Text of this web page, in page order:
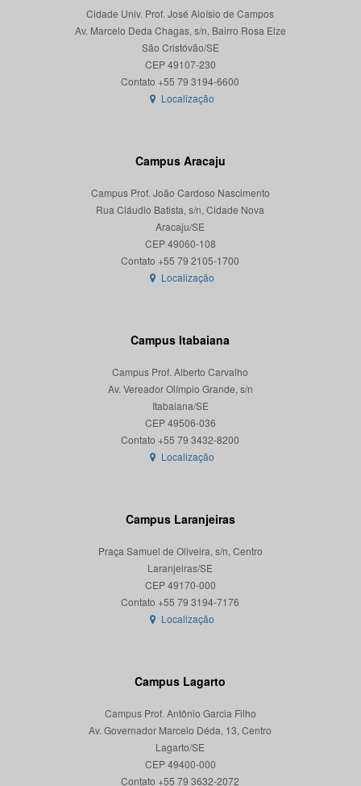
Cidade Univ. Prof. José Aloísio de Campos
Av. Marcelo Deda Chagas, s/n, Bairro Rosa Elze
São Cristóvão/SE
CEP 49107-230
Localização
Campus Aracaju
Campus Prof. João Cardoso Nascimento
Rua Cláudio Batista, s/n, Cidade Nova
Aracaju/SE
CEP 49060-108
Localização
Campus Itabaiana
Campus Prof. Alberto Carvalho
Av. Vereador Olímpio Grande, s/n
Itabaiana/SE
CEP 49506-036
Localização
Campus Laranjeiras
Praça Samuel de Oliveira, s/n, Centro
Laranjeiras/SE
CEP 49170-000
Localização
Campus Lagarto
Campus Prof. Antônio Garcia Filho
Av. Governador Marcelo Déda, 13, Centro
Lagarto/SE
CEP 49400-000